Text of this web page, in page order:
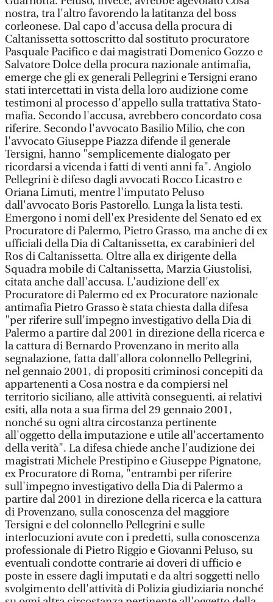
nostra, tra l'altro favorendo la latitanza del boss
corleonese. Dal capo d'accusa della procura di
Caltanissetta sottoscritto dal sostituto procuratore
Pasquale Pacifico e dai magistrati Domenico Gozzo e
Salvatore Dolce della procura nazionale antimafia,
emerge che gli ex generali Pellegrini e Tersigni erano
stati intercettati in vista della loro audizione come
testimoni al processo d'appello sulla trattativa Stato-
mafia. Secondo l'accusa, avrebbero concordato cosa
riferire. Secondo l'avvocato Basilio Milio, che con
l'avvocato Giuseppe Piazza difende il generale
Tersigni, hanno "semplicemente dialogato per
ricordarsi a vicenda i fatti di venti anni fa". Angiolo
Pellegrini è difeso dagli avvocati Rocco Licastro e
Oriana Limuti, mentre l'imputato Peluso
dall'avvocato Boris Pastorello. Lunga la lista testi.
Emergono i nomi dell'ex Presidente del Senato ed ex
Procuratore di Palermo, Pietro Grasso, ma anche di ex
ufficiali della Dia di Caltanissetta, ex carabinieri del
Ros di Caltanissetta. Oltre alla ex dirigente della
Squadra mobile di Caltanissetta, Marzia Giustolisi,
citata anche dall'accusa. L'audizione dell'ex
Procuratore di Palermo ed ex Procuratore nazionale
antimafia Pietro Grasso è stata chiesta dalla difesa
"per riferire sull'impegno investigativo della Dia di
Palermo a partire dal 2001 in direzione della ricerca e
la cattura di Bernardo Provenzano in merito alla
segnalazione, fatta dall'allora colonnello Pellegrini,
nel gennaio 2001, di propositi criminosi concepiti da
appartenenti a Cosa nostra e da compiersi nel
territorio siciliano, alle attività conseguenti, ai relativi
esiti, alla nota a sua firma del 29 gennaio 2001,
nonché su ogni altra circostanza pertinente
all'oggetto della imputazione e utile all'accertamento
della verità". La difesa chiede anche l'audizione dei
magistrati Michele Prestipino e Giuseppe Pignatone,
ex Procuratore di Roma, "entrambi per riferire
sull'impegno investigativo della Dia di Palermo a
partire dal 2001 in direzione della ricerca e la cattura
di Provenzano, sulla conoscenza del maggiore
Tersigni e del colonnello Pellegrini e sulle
interlocuzioni avute con i predetti, sulla conoscenza
professionale di Pietro Riggio e Giovanni Peluso, su
eventuali condotte contrarie ai doveri di ufficio e
poste in essere dagli imputati e da altri soggetti nello
svolgimento dell'attività di Polizia giudiziaria nonché